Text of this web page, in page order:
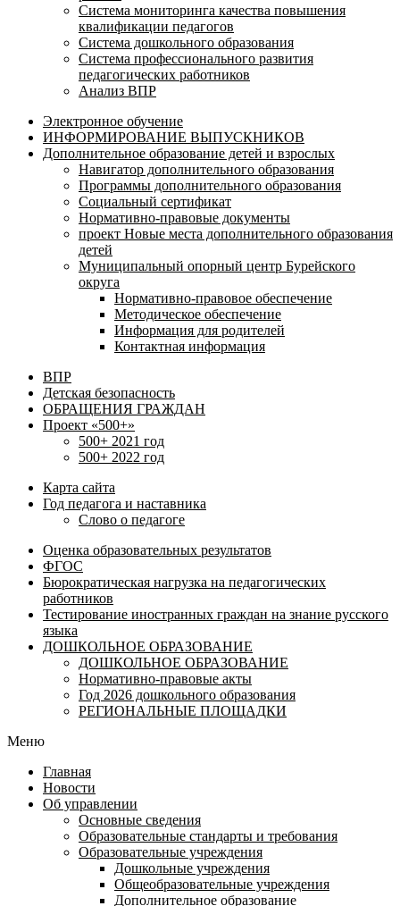
Система мониторинга качества повышения
квалификации педагогов
Система дошкольного образования
Система профессионального развития
педагогических работников
Анализ ВПР
Электронное обучение
ИНФОРМИРОВАНИЕ ВЫПУСКНИКОВ
Дополнительное образование детей и взрослых
Навигатор дополнительного образования
Программы дополнительного образования
Социальный сертификат
Нормативно-правовые документы
проект Новые места дополнительного образования
детей
Муниципальный опорный центр Бурейского
округа
Нормативно-правовое обеспечение
Методическое обеспечение
Информация для родителей
Контактная информация
ВПР
Детская безопасность
ОБРАЩЕНИЯ ГРАЖДАН
Проект «500+»
500+ 2021 год
500+ 2022 год
Карта сайта
Год педагога и наставника
Слово о педагоге
Оценка образовательных результатов
ФГОС
Бюрократическая нагрузка на педагогических
работников
Тестирование иностранных граждан на знание русского
языка
ДОШКОЛЬНОЕ ОБРАЗОВАНИЕ
ДОШКОЛЬНОЕ ОБРАЗОВАНИЕ
Нормативно-правовые акты
Год 2026 дошкольного образования
РЕГИОНАЛЬНЫЕ ПЛОЩАДКИ
Меню
Главная
Новости
Об управлении
Основные сведения
Образовательные стандарты и требования
Образовательные учреждения
Дошкольные учреждения
Общеобразовательные учреждения
Дополнительное образование